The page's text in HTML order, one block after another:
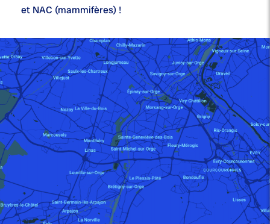
et NAC (mammifères) !